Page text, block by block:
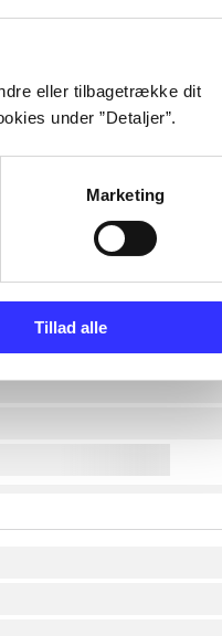
eller tilbagetrække dit
under ”Detaljer”.
Marketing
Tillad alle